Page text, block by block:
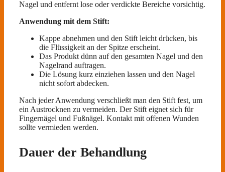
Nagel und entfernt lose oder verdickte Bereiche vorsichtig.
Anwendung mit dem Stift:
Kappe abnehmen und den Stift leicht drücken, bis
die Flüssigkeit an der Spitze erscheint.
Das Produkt dünn auf den gesamten Nagel und den
Nagelrand auftragen.
Die Lösung kurz einziehen lassen und den Nagel
nicht sofort abdecken.
Nach jeder Anwendung verschließt man den Stift fest, um
ein Austrocknen zu vermeiden. Der Stift eignet sich für
Fingernägel und Fußnägel. Kontakt mit offenen Wunden
sollte vermieden werden.
Dauer der Behandlung